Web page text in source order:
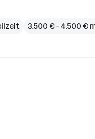
3.500 € – 4.500 €